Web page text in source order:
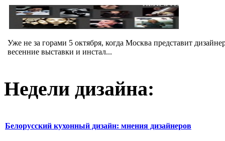
Уже не за горами 5 октября, когда Москва представит
весенние выставки и инстал...
Недели дизайна:
Белорусский кухонный дизайн: мнения дизайнеров